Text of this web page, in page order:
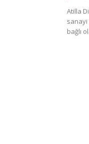
Atilla
sanayi
bağlı